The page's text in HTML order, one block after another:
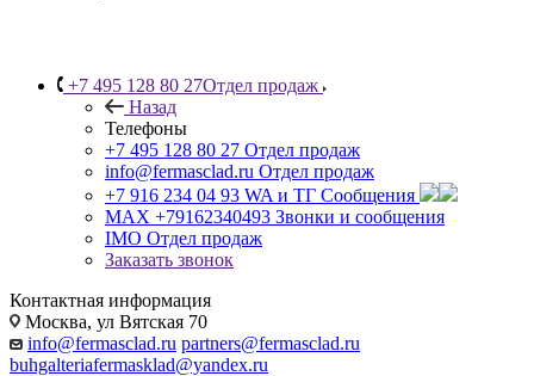
+7 495 128 80 27Отдел продаж
Назад
Телефоны
+7 495 128 80 27 Отдел продаж
info@fermasclad.ru Отдел продаж
+7 916 234 04 93 WA и ТГ Сообщения
MAX +79162340493 Звонки и сообщения
IMO Отдел продаж
Заказать звонок
Контактная информация
Москва, ул Вятская 70
info@fermasclad.ru partners@fermasclad.ru
buhgalteriafermasklad@yandex.ru